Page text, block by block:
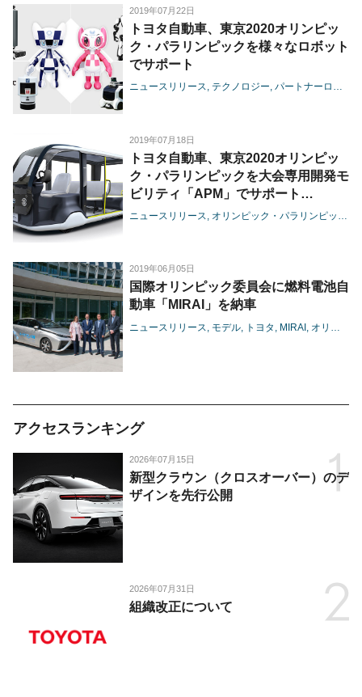
2019年07月22日
トヨタ自動車、東京2020オリンピッ
ク・パラリンピックを様々なロボット
でサポート
ニュースリリース テクノロジー パートナーロボット
2019年07月18日
トヨタ自動車、東京2020オリンピッ
ク・パラリンピックを大会専用開発モ
ビリティ「APM」でサポート
-夏季の大会での来場者へのラストワ
ニュースリリース オリンピック・パラリンピック
2019年06月05日
国際オリンピック委員会に燃料電池自
動車「MIRAI」を納車
ニュースリリース モデル トヨタ MIRAI オリンピック・パラリンピック
アクセスランキング
2026年07月15日
新型クラウン（クロスオーバー）のデ
ザインを先行公開
2026年07月31日
組織改正について